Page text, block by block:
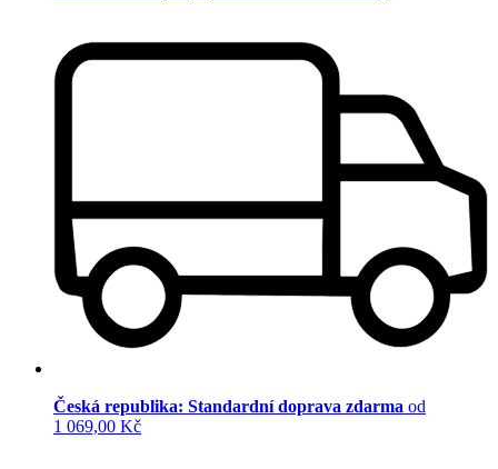
Česká republika: Standardní doprava zdarma od
1 069,00 Kč